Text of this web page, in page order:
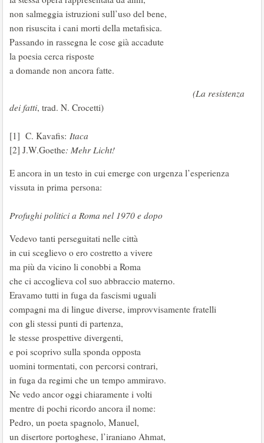
non salmeggia istruzioni sull’uso del bene,
non risuscita i cani morti della metafisica.
Passando in rassegna le cose già accadute
la poesia cerca risposte
a domande non ancora fatte.
(La resistenza
dei fatti, trad. N. Crocetti)
[1] C. Kavafis: Itaca
[2] J.W.Goethe: Mehr Licht!
E ancora in un testo in cui emerge con urgenza l’esperienza
vissuta in prima persona:
Profughi politici a Roma nel 1970 e dopo
Vedevo tanti perseguitati nelle città
in cui sceglievo o ero costretto a vivere
ma più da vicino li conobbi a Roma
che ci accoglieva col suo abbraccio materno.
Eravamo tutti in fuga da fascismi uguali
compagni ma di lingue diverse, improvvisamente fratelli
con gli stessi punti di partenza,
le stesse prospettive divergenti,
e poi scoprivo sulla sponda opposta
uomini tormentati, con percorsi contrari,
in fuga da regimi che un tempo ammiravo.
Ne vedo ancor oggi chiaramente i volti
mentre di pochi ricordo ancora il nome:
Pedro, un poeta spagnolo, Manuel,
un disertore portoghese, l’iraniano Ahmat,